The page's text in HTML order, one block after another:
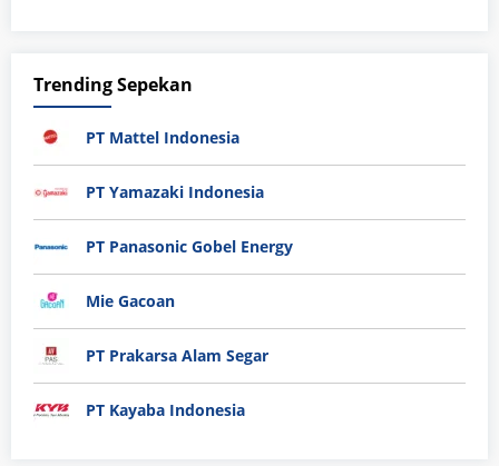
Trending Sepekan
PT Mattel Indonesia
PT Yamazaki Indonesia
PT Panasonic Gobel Energy
Mie Gacoan
PT Prakarsa Alam Segar
PT Kayaba Indonesia